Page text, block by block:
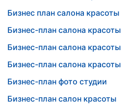
Бизнес план салона красоты
Бизнес-план салона красоты
Бизнес-план салона красоты
Бизнес-план салона красоты
Бизнес-план фото студии
Бизнес-план салон красоты